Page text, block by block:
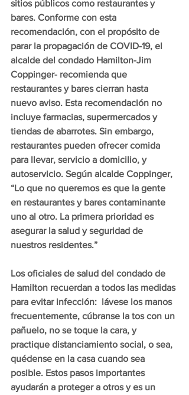
sitios públicos como restaurantes y
bares. Conforme con esta
recomendación, con el propósito de
parar la propagación de COVID-19, el
alcalde del condado Hamilton-Jim
Coppinger- recomienda que
restaurantes y bares cierran hasta
nuevo aviso. Esta recomendación no
incluye farmacias, supermercados y
tiendas de abarrotes. Sin embargo,
restaurantes pueden ofrecer comida
para llevar, servicio a domicilio, y
autoservicio. Según alcalde Coppinger,
“Lo que no queremos es que la gente
en restaurantes y bares contaminante
uno al otro. La primera prioridad es
asegurar la salud y seguridad de
nuestros residentes.”
Los oficiales de salud del condado de
Hamilton recuerdan a todos las medidas
para evitar infección:  lávese los manos
frecuentemente, cúbranse la tos con un
pañuelo, no se toque la cara, y
practique distanciamiento social, o sea,
quédense en la casa cuando sea
posible. Estos pasos importantes
ayudarán a proteger a otros y es un